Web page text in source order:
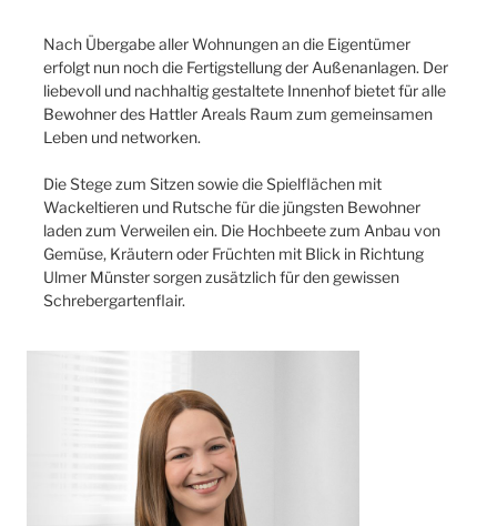
Nach Übergabe aller Wohnungen an die Eigentümer
erfolgt nun noch die Fertigstellung der Außenanlagen. Der
liebevoll und nachhaltig gestaltete Innenhof bietet für alle
Bewohner des Hattler Areals Raum zum gemeinsamen
Leben und networken.
Die Stege zum Sitzen sowie die Spielflächen mit
Wackeltieren und Rutsche für die jüngsten Bewohner
laden zum Verweilen ein. Die Hochbeete zum Anbau von
Gemüse, Kräutern oder Früchten mit Blick in Richtung
Ulmer Münster sorgen zusätzlich für den gewissen
Schrebergartenflair.